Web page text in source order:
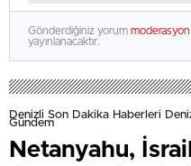
Gönderdiğiniz yorum moderasyon
yayınlanacaktır.
Denizli Son Dakika Haberleri
Gündem
Netanyahu,